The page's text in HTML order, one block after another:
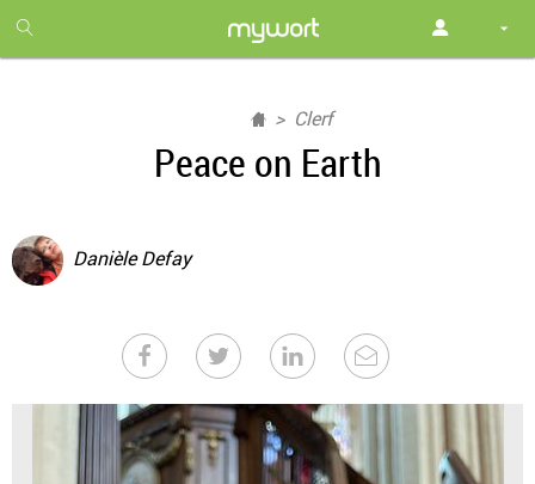
month
free
Clerf
Peace on Earth
Danièle Defay